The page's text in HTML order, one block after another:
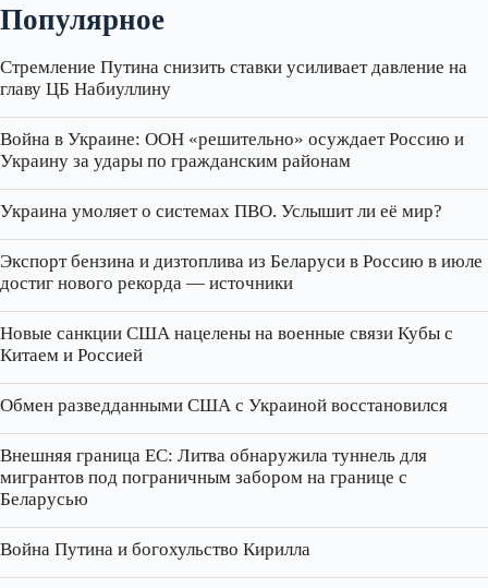
Популярное
Стремление Путина снизить ставки усиливает давление на
главу ЦБ Набиуллину
Война в Украине: ООН «решительно» осуждает Россию и
Украину за удары по гражданским районам
Украина умоляет о системах ПВО. Услышит ли её мир?
Экспорт бензина и дизтоплива из Беларуси в Россию в июле
достиг нового рекорда — источники
Новые санкции США нацелены на военные связи Кубы с
Китаем и Россией
Обмен разведданными США с Украиной восстановился
Внешняя граница ЕС: Литва обнаружила туннель для
мигрантов под пограничным забором на границе с
Беларусью
Война Путина и богохульство Кирилла